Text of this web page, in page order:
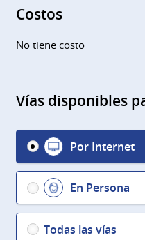
Costos
No tiene costo
Vías disponibles
Por Internet
En Persona
Todas las vías